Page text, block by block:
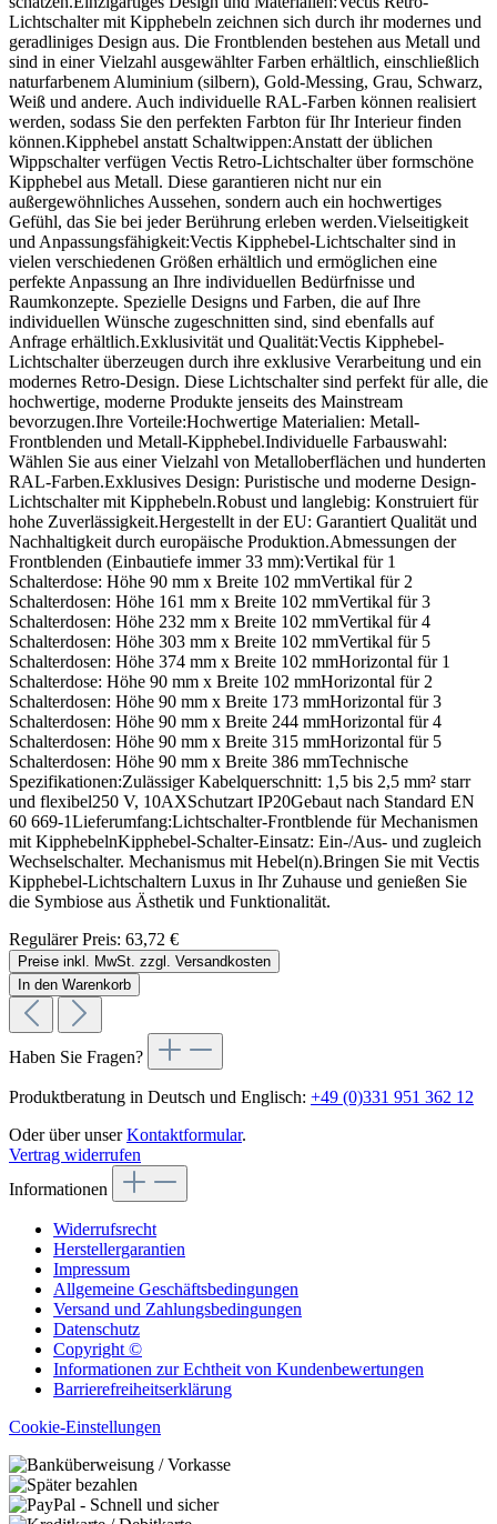
Lichtschalter mit Kipphebeln zeichnen sich durch ihr modernes und
geradliniges Design aus. Die Frontblenden bestehen aus Metall und
sind in einer Vielzahl ausgewählter Farben erhältlich, einschließlich
naturfarbenem Aluminium (silbern), Gold-Messing, Grau, Schwarz,
Weiß und andere. Auch individuelle RAL-Farben können realisiert
werden, sodass Sie den perfekten Farbton für Ihr Interieur finden
können.Kipphebel anstatt Schaltwippen:Anstatt der üblichen
Wippschalter verfügen Vectis Retro-Lichtschalter über formschöne
Kipphebel aus Metall. Diese garantieren nicht nur ein
außergewöhnliches Aussehen, sondern auch ein hochwertiges
Gefühl, das Sie bei jeder Berührung erleben werden.Vielseitigkeit
und Anpassungsfähigkeit:Vectis Kipphebel-Lichtschalter sind in
vielen verschiedenen Größen erhältlich und ermöglichen eine
perfekte Anpassung an Ihre individuellen Bedürfnisse und
Raumkonzepte. Spezielle Designs und Farben, die auf Ihre
individuellen Wünsche zugeschnitten sind, sind ebenfalls auf
Anfrage erhältlich.Exklusivität und Qualität:Vectis Kipphebel-
Lichtschalter überzeugen durch ihre exklusive Verarbeitung und ein
modernes Retro-Design. Diese Lichtschalter sind perfekt für alle, die
hochwertige, moderne Produkte jenseits des Mainstream
bevorzugen.Ihre Vorteile:Hochwertige Materialien: Metall-
Frontblenden und Metall-Kipphebel.Individuelle Farbauswahl:
Wählen Sie aus einer Vielzahl von Metalloberflächen und hunderten
RAL-Farben.Exklusives Design: Puristische und moderne Design-
Lichtschalter mit Kipphebeln.Robust und langlebig: Konstruiert für
hohe Zuverlässigkeit.Hergestellt in der EU: Garantiert Qualität und
Nachhaltigkeit durch europäische Produktion.Abmessungen der
Frontblenden (Einbautiefe immer 33 mm):Vertikal für 1
Schalterdose: Höhe 90 mm x Breite 102 mmVertikal für 2
Schalterdosen: Höhe 161 mm x Breite 102 mmVertikal für 3
Schalterdosen: Höhe 232 mm x Breite 102 mmVertikal für 4
Schalterdosen: Höhe 303 mm x Breite 102 mmVertikal für 5
Schalterdosen: Höhe 374 mm x Breite 102 mmHorizontal für 1
Schalterdose: Höhe 90 mm x Breite 102 mmHorizontal für 2
Schalterdosen: Höhe 90 mm x Breite 173 mmHorizontal für 3
Schalterdosen: Höhe 90 mm x Breite 244 mmHorizontal für 4
Schalterdosen: Höhe 90 mm x Breite 315 mmHorizontal für 5
Schalterdosen: Höhe 90 mm x Breite 386 mmTechnische
Spezifikationen:Zulässiger Kabelquerschnitt: 1,5 bis 2,5 mm² starr
und flexibel250 V, 10AXSchutzart IP20Gebaut nach Standard EN
60 669-1Lieferumfang:Lichtschalter-Frontblende für Mechanismen
mit KipphebelnKipphebel-Schalter-Einsatz: Ein-/Aus- und zugleich
Wechselschalter. Mechanismus mit Hebel(n).Bringen Sie mit Vectis
Kipphebel-Lichtschaltern Luxus in Ihr Zuhause und genießen Sie
die Symbiose aus Ästhetik und Funktionalität.
Regulärer Preis: 63,72 €
Preise inkl. MwSt. zzgl. Versandkosten
In den Warenkorb
Haben Sie Fragen?
Produktberatung in Deutsch und Englisch: +49 (0)331 951 362 12
Oder über unserKontaktformular.
Vertrag widerrufen
Informationen
Widerrufsrecht
Herstellergarantien
Impressum
Allgemeine Geschäftsbedingungen
Versand und Zahlungsbedingungen
Datenschutz
Copyright ©
Informationen zur Echtheit von Kundenbewertungen
Barrierefreiheitserklärung
Cookie-Einstellungen